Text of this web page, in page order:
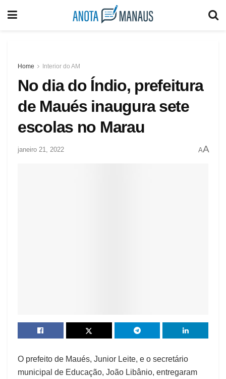
Home Interior do AM
No dia do Índio, prefeitura
de Maués inaugura sete
escolas no Marau
janeiro 21, 2022 AA
O prefeito de Maués, Junior Leite, e o secretário
municipal de Educação, João Libânio, entregaram